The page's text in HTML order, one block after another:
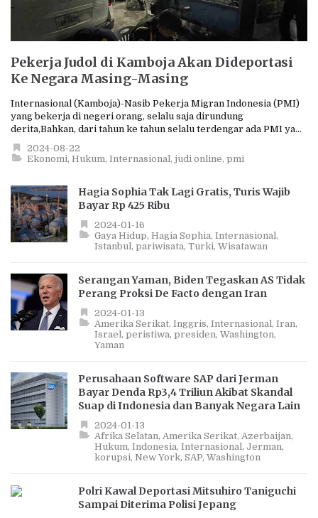
Pekerja Judol di Kamboja Akan Dideportasi
Ke Negara Masing-Masing
Internasional (Kamboja)-Nasib Pekerja Migran Indonesia (PMI)
yang bekerja di negeri orang, selalu saja dirundung
derita,Bahkan, dari tahun ke tahun selalu terdengar ada PMI ya...
2024-08-22
Ekonomi Hukum Internasional judi online pmi
Hagia Sophia Tak Lagi Gratis, Turis Wajib
Bayar Rp 425 Ribu
2024-01-16
Gaya Hidup Hagia Sophia Internasional
Istanbul pariwisata Turki Wisatawan
Serangan Yaman, Biden Tegaskan AS Tidak
Perang Proksi De Facto dengan Iran
2024-01-13
Amerika Serikat Inggris Internasional Iran
Israel peristiwa presiden Washington
Yaman
Perusahaan Software SAP dari Jerman
Bayar Denda Rp3,4 Triliun Akibat Skandal
Suap di Indonesia dan Banyak Negara Lain
2024-01-13
Afrika Selatan Amerika Serikat Azerbaijan
Hukum Indonesia Internasional Jerman
korupsi New York SAP Washington
Polri Kawal Deportasi Mitsuhiro Taniguchi
Sampai Diterima Polisi Jepang